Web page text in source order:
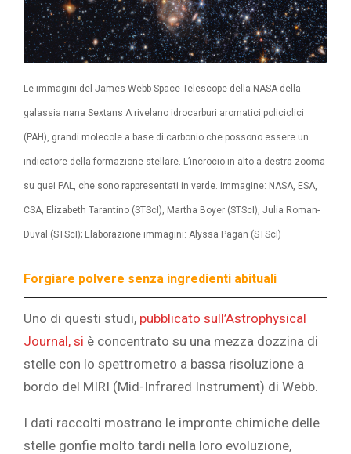
Le immagini del James Webb Space Telescope della NASA della
galassia nana Sextans A rivelano idrocarburi aromatici policiclici
(PAH), grandi molecole a base di carbonio che possono essere un
indicatore della formazione stellare. L’incrocio in alto a destra zooma
su quei PAL, che sono rappresentati in verde. Immagine: NASA, ESA,
CSA, Elizabeth Tarantino (STScI), Martha Boyer (STScI), Julia Roman-
Duval (STScI); Elaborazione immagini: Alyssa Pagan (STScI)
Forgiare polvere senza ingredienti abituali
Uno di questi studi, pubblicato sull’Astrophysical
Journal, si è concentrato su una mezza dozzina di
stelle con lo spettrometro a bassa risoluzione a
bordo del MIRI (Mid-Infrared Instrument) di Webb.
I dati raccolti mostrano le impronte chimiche delle
stelle gonfie molto tardi nella loro evoluzione,